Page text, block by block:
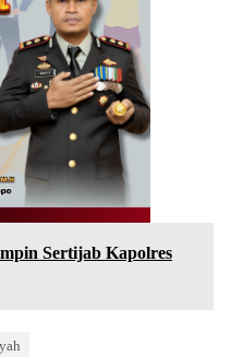
Sertijab Kapolres